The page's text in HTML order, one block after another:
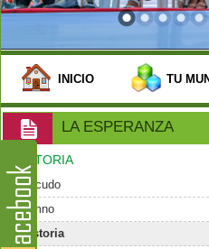
INICIO TU
LA ESPERANZA
HISTORIA
Escudo
Himno
Historia